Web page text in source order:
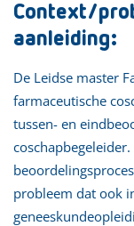
Context/
aanleiding:
De Leidse master
farmaceutische
tussen- en
probleem dat ook